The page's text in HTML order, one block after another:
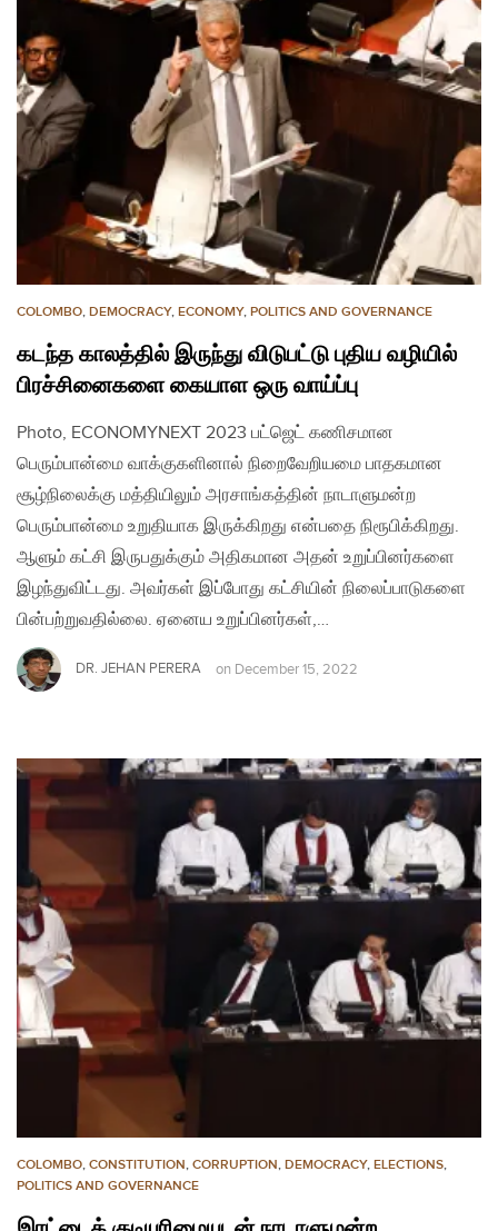
COLOMBO, DEMOCRACY, ECONOMY, POLITICS AND GOVERNANCE
கடந்த காலத்தில் இருந்து விடுபட்டு புதிய வழியில்
பிரச்சினைகளை கையாள ஒரு வாய்ப்பு
Photo, ECONOMYNEXT 2023 பட்ஜெட் கணிசமான
பெரும்பான்மை வாக்குகளினால் நிறைவேறியமை பாதகமான
சூழ்நிலைக்கு மத்தியிலும் அரசாங்கத்தின் நாடாளுமன்ற
பெரும்பான்மை உறுதியாக இருக்கிறது என்பதை நிரூபிக்கிறது.
ஆளும் கட்சி இருபதுக்கும் அதிகமான அதன் உறுப்பினர்களை
இழந்துவிட்டது. அவர்கள் இப்போது கட்சியின் நிலைப்பாடுகளை
பின்பற்றுவதில்லை. ஏனைய உறுப்பினர்கள்,…
DR. JEHAN PERERA on December 15, 2022
COLOMBO, CONSTITUTION, CORRUPTION, DEMOCRACY, ELECTIONS,
POLITICS AND GOVERNANCE